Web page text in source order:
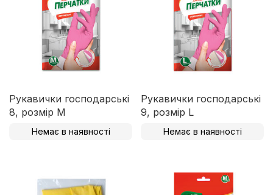
Рукавички господарські
8, розмір M
Немає в наявності
Рукавички господарські
9, розмір L
Немає в наявності